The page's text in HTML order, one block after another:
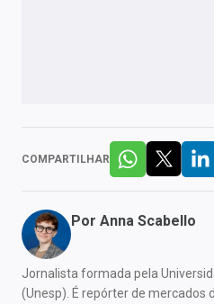
COMPARTILHAR
Por Anna Scabello
Jornalista formada pela
(Unesp). É repórter de mercados